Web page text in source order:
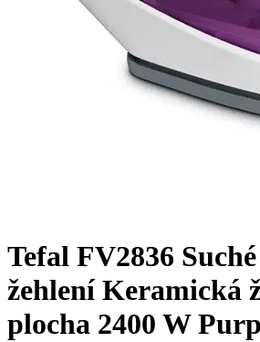
Tefal FV2836
žehlení Keramická
plocha 2400 W